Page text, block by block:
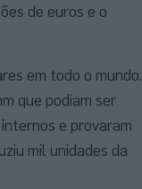
de euros e o
em todo o mundo.
que podiam ser
e provaram
mil unidades da